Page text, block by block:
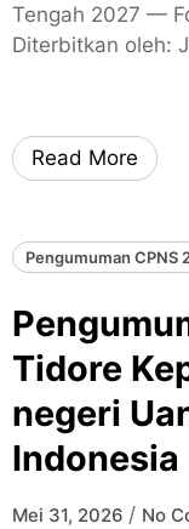
Tengah 2027 —
Diterbitkan oleh:
Read More
Pengumuman CPNS
Tidore
negeri
Indonesia
Mei 31, 2026 / No